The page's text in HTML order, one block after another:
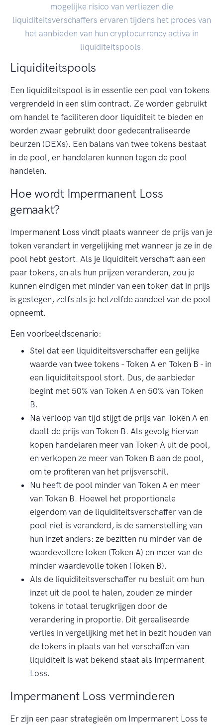
mogelijke risico van verliezen die
liquiditeitsverschaffers ervaren tijdens het proces van
het aanbieden van hun cryptocurrency activa in
liquiditeitspools.
Liquiditeitspools
Een liquiditeitspool is in essentie een pool van tokens
vergrendeld in een slim contract. Ze worden gebruikt
om handel te faciliteren door liquiditeit te bieden en
worden zwaar gebruikt door gedecentraliseerde
beurzen (DEXs). Een balans van twee tokens bestaat
in de pool, en handelaren kunnen tegen de pool
handelen.
Hoe wordt Impermanent Loss
gemaakt?
Impermanent Loss vindt plaats wanneer de prijs van je
token verandert in vergelijking met wanneer je ze in de
pool hebt gestort. Als je liquiditeit verschaft aan een
paar tokens, en als hun prijzen veranderen, zou je
kunnen eindigen met minder van een token dat in prijs
is gestegen, zelfs als je hetzelfde aandeel van de pool
opneemt.
Een voorbeeldscenario:
Stel dat een liquiditeitsverschaffer een gelijke
waarde van twee tokens - Token A en Token B - in
een liquiditeitspool stort. Dus, de aanbieder
begint met 50% van Token A en 50% van Token
B.
Na verloop van tijd stijgt de prijs van Token A en
daalt de prijs van Token B. Als gevolg hiervan
kopen handelaren meer van Token A uit de pool,
en verkopen ze meer van Token B aan de pool,
om te profiteren van het prijsverschil.
Nu heeft de pool minder van Token A en meer
van Token B. Hoewel het proportionele
eigendom van de liquiditeitsverschaffer van de
pool niet is veranderd, is de samenstelling van
hun inzet anders: ze bezitten nu minder van de
waardevollere token (Token A) en meer van de
minder waardevolle token (Token B).
Als de liquiditeitsverschaffer nu besluit om hun
inzet uit de pool te halen, zouden ze minder
tokens in totaal terugkrijgen door de
verandering in proportie. Dit gerealiseerde
verlies in vergelijking met het in bezit houden van
de tokens in plaats van het verschaffen van
liquiditeit is wat bekend staat als Impermanent
Loss.
Impermanent Loss verminderen
Er zijn een paar strategieën om Impermanent Loss te